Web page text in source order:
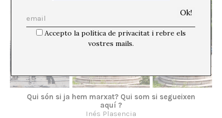
Qui són si ja hem marxat? Qui som si segueixen
aquí ?
Inés Plasencia
Accepto la política de privacitat i rebre els
vostres mails.